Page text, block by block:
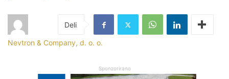
Nevtron & Company, d. o. o.
Sponzorirano